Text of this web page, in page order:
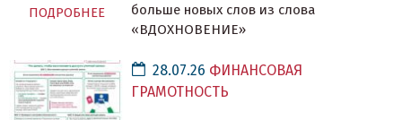
ПОДРОБНЕЕ
больше новых слов из слова
«ВДОХНОВЕНИЕ»
28.07.26 ФИНАНСОВАЯ
ГРАМОТНОСТЬ